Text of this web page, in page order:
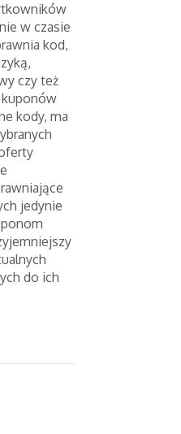
w czasie
kod,
czy też
kody, ma
jedynie
do ich